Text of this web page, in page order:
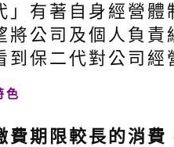
」有著自身經營
將公司及個人負
保二代對公司經
色
期限較長的消費